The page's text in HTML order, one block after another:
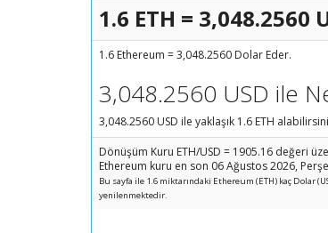
1.6 ETH = 3,048.2560
1.6 Ethereum = 3,048.2560 Dolar Eder.
3,048.2560 USD ile
3,048.2560 USD ile yaklaşık 1.6 ETH
Dönüşüm Kuru ETH/USD = 1905.16 değeri
Ethereum kuru en son 06 Ağustos 2026,
Bu sayfa ile 1.6 miktarındaki Ethereum (ETH) kaç Dolar
yenilenmektedir.